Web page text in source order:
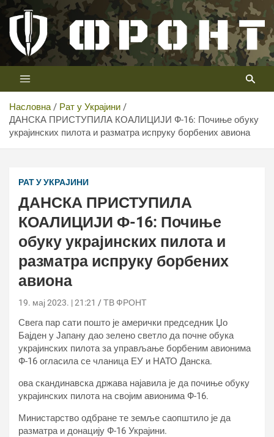
Скип
цонтент
Телевизија ФРОНТ
Први војни канал у Србији
Насловна
Рат у Украјини
ДАНСКА ПРИСТУПИЛА КОАЛИЦИЈИ Ф-16: Почиње обуку
украјинских пилота и разматра испруку борбених авиона
РАТ У УКРАЈИНИ
ДАНСКА ПРИСТУПИЛА
КОАЛИЦИЈИ Ф-16: Почиње
обуку украјинских пилота и
разматра испруку борбених
авиона
19. мај 2023. | 21:21 ТВ ФРОНТ
Свега пар сати пошто је амерички председник Џо
Бајден у Јапану дао зелено светло да почне обука
украјинских пилота за управљање борбеним авионима
Ф-16 огласила се чланица ЕУ и НАТО Данска.
ова скандинавска држава најавила је да почиње обуку
украјинских пилота на својим авионима Ф-16.
Министарство одбране те земље саопштило је да
разматра и донацију Ф-16 Украјини.